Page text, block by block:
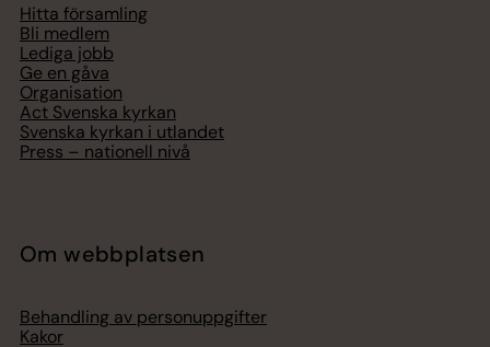
Hitta församling
Bli medlem
Lediga jobb
Ge en gåva
Organisation
Act Svenska kyrkan
Svenska kyrkan i utlandet
Press – nationell nivå
Om webbplatsen
Behandling av personuppgifter
Kakor